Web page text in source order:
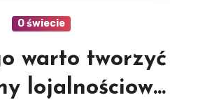
O świecie
warto tworzyć
lojalnościowe